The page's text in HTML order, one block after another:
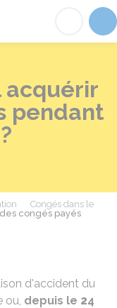
Fréville-du-
acquérir
pendant
Congés dans le
congés payés
d'accident du
ou, depuis le 24